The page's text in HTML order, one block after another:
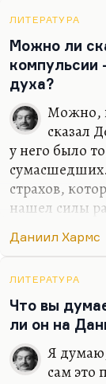
своих
Синявского
лучший
литературе
Я высоко
ЛИТЕРАТУРА
Можно ли
компульсии
духа?
Можно,
сказал
у него было
страхов,
нашел силы
выражался во
особенность
тонкая
вариант
сути мира,
видит эту
интуитивно.
Даниил Хармс
ЛИТЕРАТУРА
Что вы
ли он на
Я
сам это